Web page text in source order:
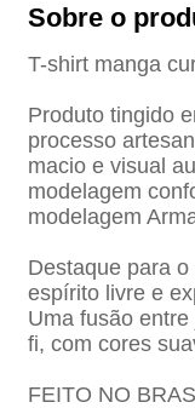
T-shirt manga
Produto tingido
processo
macio e visual
modelagem
modelagem
Destaque para
espírito livre e
Uma fusão
fi, com cores
FEITO NO